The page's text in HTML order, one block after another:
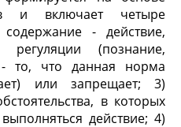
и включает четыре
- действие,
(познание,
- то, что данная норма
или запрещает; 3)
в которых
действие; 4)